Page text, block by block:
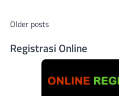
Posts
navigation
Older posts
Registrasi Online